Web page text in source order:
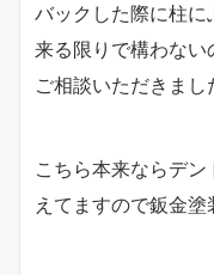
バックした際に柱に
来る限りで構わない
ご相談いただきまし
こちら本来ならデ
えてますので鈑金塗